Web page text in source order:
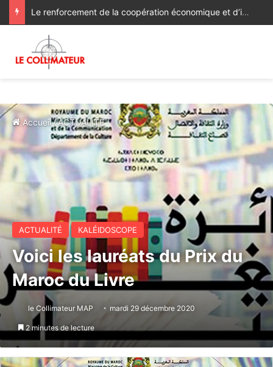
Le renforcement de la coopération économique et d’investissement au menu des discussions des ministres des Affaires étrangères du Maroc et du Ghana
Accueil/ACTUALITÉ
ACTUALITÉ KALÉIDOSCOPE
Voici les lauréats du Prix du
Maroc du Livre
le Collimateur MAP mardi 29 décembre 2020
2 minutes de lecture